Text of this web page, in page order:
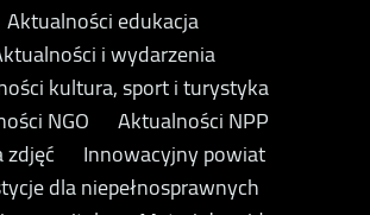
Aktualności edukacja
i wydarzenia
kultura, sport i turystyka
NGO
Aktualności NPP
zdjęć
Innowacyjny powiat
dla niepełnosprawnych